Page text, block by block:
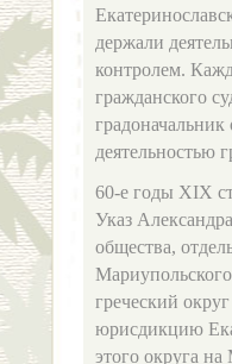
держали
контролем.
гражданского
деятельностью
60-е годы ХIХ
Указ
общества,
греческий
юрисдикцию
этого округа